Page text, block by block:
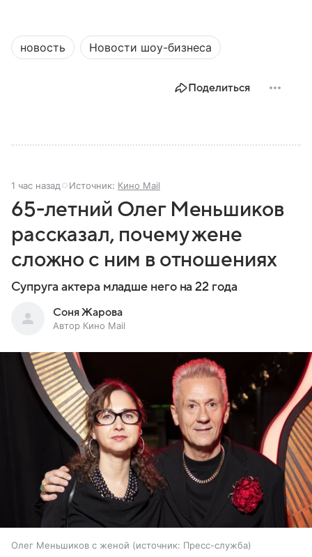
новость Новости шоу-бизнеса
Поделиться
1 час назад Источник: Кино Mail
65-летний Олег Меньшиков
рассказал, почему жене
сложно с ним в отношениях
Супруга актера младше него на 22 года
Соня Жарова
Автор Кино Mail
Олег Меньшиков с женой источник: Пресс-служба